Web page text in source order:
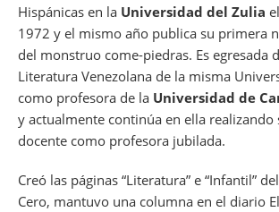
Hispánicas en la Universidad del Zulia
1972 y el mismo año publica su primera
del monstruo come-piedras. Es egresada
Literatura Venezolana de la misma
como profesora de la Universidad de
y actualmente continúa en ella realizando
docente como profesora jubilada.
Creó las páginas “Literatura” e “Infantil”
Cero, mantuvo una columna en el diario